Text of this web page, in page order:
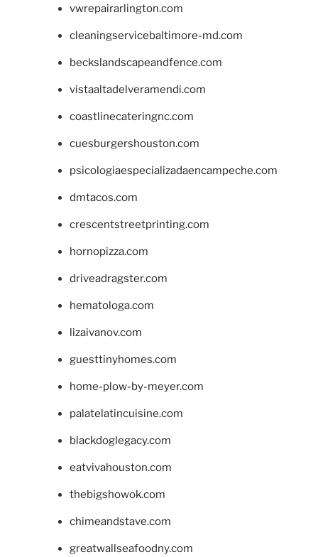
vwrepairarlington.com
cleaningservicebaltimore-md.com
beckslandscapeandfence.com
vistaaltadelveramendi.com
coastlinecateringnc.com
cuesburgershouston.com
psicologiaespecializadaencampeche.com
dmtacos.com
crescentstreetprinting.com
hornopizza.com
driveadragster.com
hematologa.com
lizaivanov.com
guesttinyhomes.com
home-plow-by-meyer.com
palatelatincuisine.com
blackdoglegacy.com
eatvivahouston.com
thebigshowok.com
chimeandstave.com
greatwallseafoodny.com